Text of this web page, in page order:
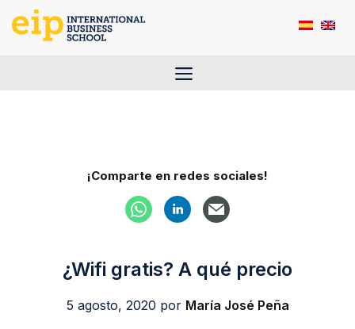
Saltar
Menú
¡Comparte en redes sociales!
¿Wifi gratis? A qué precio
5 agosto, 2020 por María José Peña